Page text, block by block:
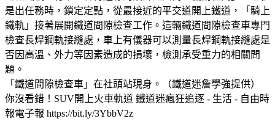
是出任務時，鎖定定點，從最接近的平交道開上鐵道，「騎上
鐵軌」接著展開鐵道間隙檢查工作。這輛鐵道間隙檢查車專門
檢查長焊鋼軌接縫處，車上有儀器可以測量長焊鋼軌接縫處是
否因高溫、外力等因素造成的損壞，檢測承受重力的相關問
題。
「鐵道間隙檢查車」在社頭站現身。（鐵道迷詹學強提供）
你沒看錯！SUV開上火車軌道 鐵道迷瘋狂追逐 - 生活 - 自由時
報電子報 https://bit.ly/3YbbV2z